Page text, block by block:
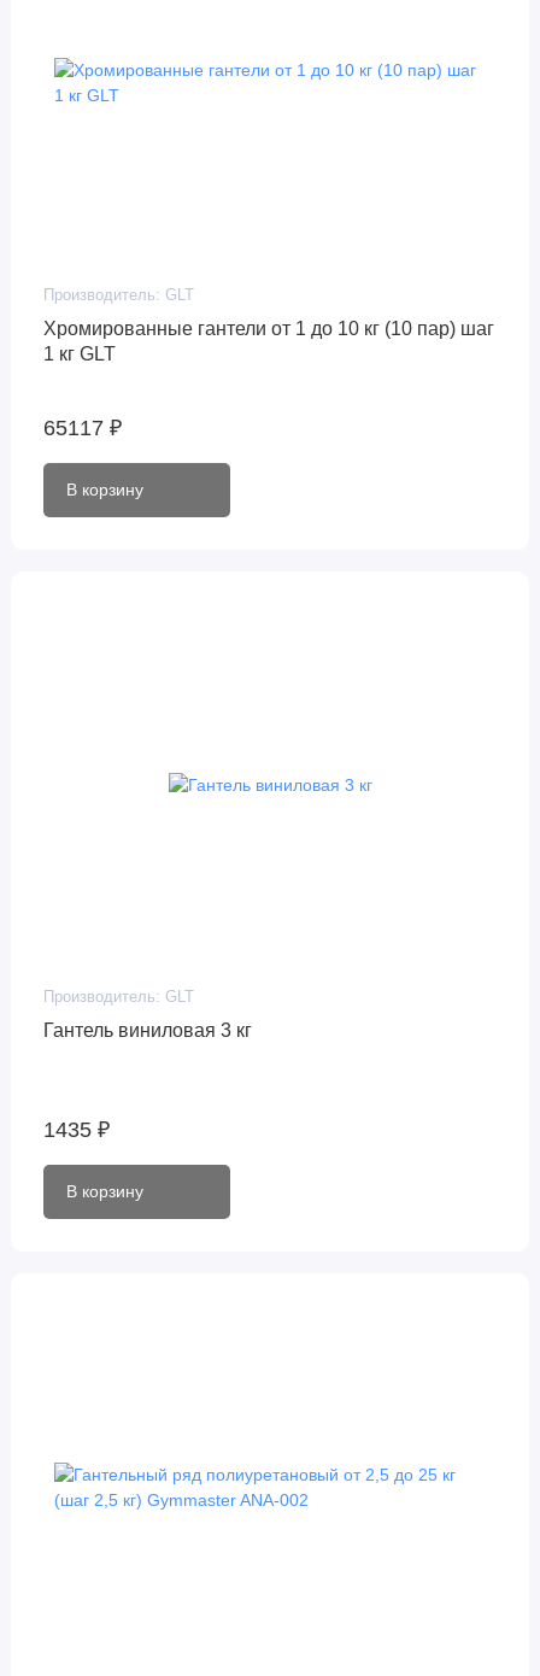
Производитель: GLT
Хромированные гантели от 1 до 10 кг (10 пар) шаг
1 кг GLT
65117 ₽
В корзину
Производитель: GLT
Гантель виниловая 3 кг
1435 ₽
В корзину